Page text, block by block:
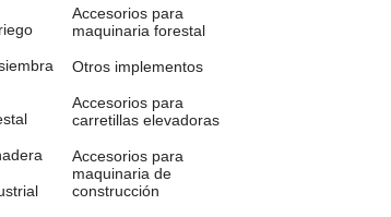
Accesorios para
maquinaria forestal
Otros implementos
Accesorios para
carretillas elevadoras
Accesorios para
maquinaria de
construcción